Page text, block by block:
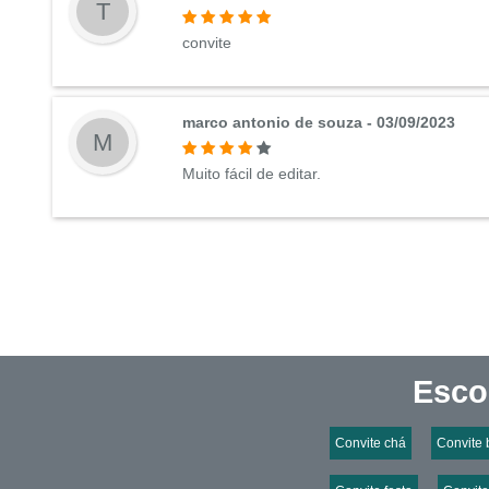
T
convite
M
marco antonio de souza - 03/09/2023
Muito fácil de editar.
Convite chá Convite